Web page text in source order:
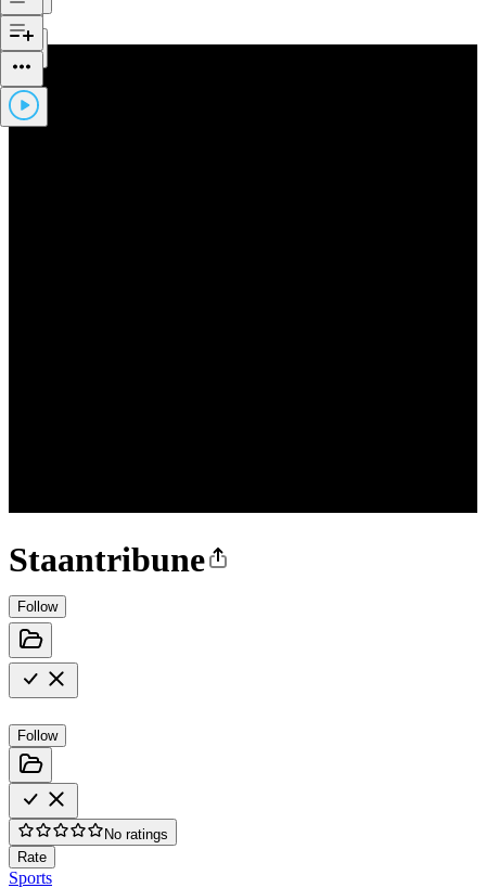
Staantribune
Follow
Follow
No ratings
Rate
Sports